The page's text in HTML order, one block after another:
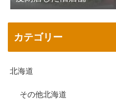
カテゴリー
北海道
その他北海道